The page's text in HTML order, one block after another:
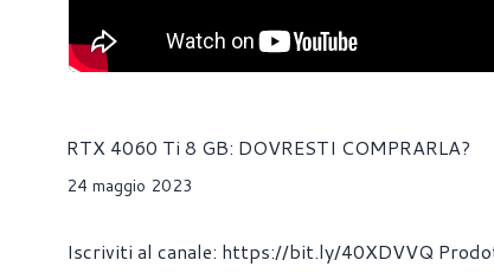
RTX 4060 Ti 8 GB: DOVRESTI COMPRARLA?
24 maggio 2023
Iscriviti al canale: https://bit.ly/40XDVVQ